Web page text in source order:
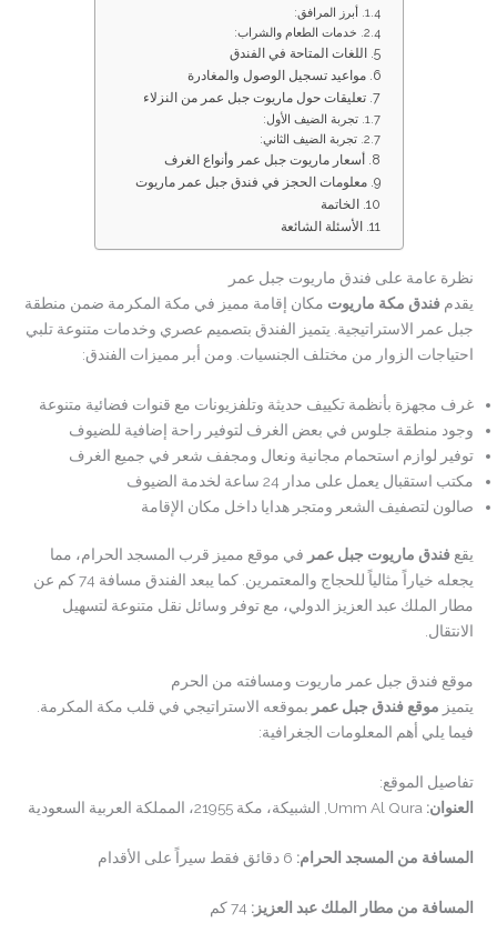
أبرز المرافق:
خدمات الطعام والشراب:
اللغات المتاحة في الفندق
مواعيد تسجيل الوصول والمغادرة
تعليقات حول ماريوت جبل عمر من النزلاء
تجربة الضيف الأول:
تجربة الضيف الثاني:
أسعار ماريوت جبل عمر وأنواع الغرف
معلومات الحجز في فندق جبل عمر ماريوت
الخاتمة
الأسئلة الشائعة
نظرة عامة على فندق ماريوت جبل عمر
يقدمفندق مكة ماريوت مكان إقامة مميز في مكة المكرمة ضمن منطقة
جبل عمر الاستراتيجية. يتميز الفندق بتصميم عصري وخدمات متنوعة تلبي
احتياجات الزوار من مختلف الجنسيات. ومن أبر مميزات الفندق:
غرف مجهزة بأنظمة تكييف حديثة وتلفزيونات مع قنوات فضائية متنوعة
وجود منطقة جلوس في بعض الغرف لتوفير راحة إضافية للضيوف
توفير لوازم استحمام مجانية ونعال ومجفف شعر في جميع الغرف
مكتب استقبال يعمل على مدار 24 ساعة لخدمة الضيوف
صالون لتصفيف الشعر ومتجر هدايا داخل مكان الإقامة
يقعفندق ماريوت جبل عمر في موقع مميز قرب المسجد الحرام، مما
يجعله خياراً مثالياً للحجاج والمعتمرين. كما يبعد الفندق مسافة 74 كم عن
مطار الملك عبد العزيز الدولي، مع توفر وسائل نقل متنوعة لتسهيل
الانتقال.
موقع فندق جبل عمر ماريوت ومسافته من الحرم
يتميز موقع فندق جبل عمر بموقعه الاستراتيجي في قلب مكة المكرمة.
فيما يلي أهم المعلومات الجغرافية:
تفاصيل الموقع:
العنوان:
المسافة من المسجد الحرام:
المسافة من مطار الملك عبد العزيز: